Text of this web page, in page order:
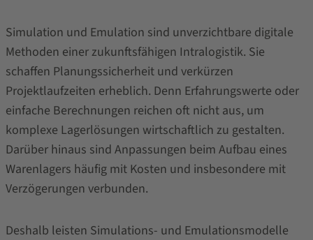
Simulation und Emulation sind unverzichtbare digitale
Methoden einer zukunftsfähigen Intralogistik. Sie
schaffen Planungssicherheit und verkürzen
Projektlaufzeiten erheblich. Denn Erfahrungswerte oder
einfache Berechnungen reichen oft nicht aus, um
komplexe Lagerlösungen wirtschaftlich zu gestalten.
Darüber hinaus sind Anpassungen beim Aufbau eines
Warenlagers häufig mit Kosten und insbesondere mit
Verzögerungen verbunden.
Deshalb leisten Simulations- und Emulationsmodelle